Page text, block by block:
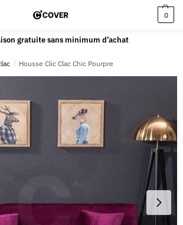
0
gratuite sans minimum d’achat
/ Housse Clic Clac Chic Pourpre